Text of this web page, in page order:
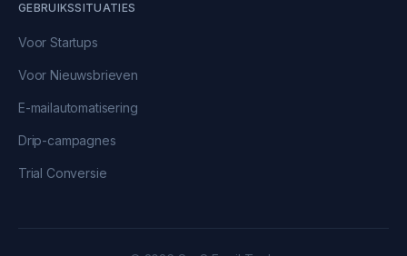
GEBRUIKSSITUATIES
Voor Startups
Voor Nieuwsbrieven
E-mailautomatisering
Drip-campagnes
Trial Conversie